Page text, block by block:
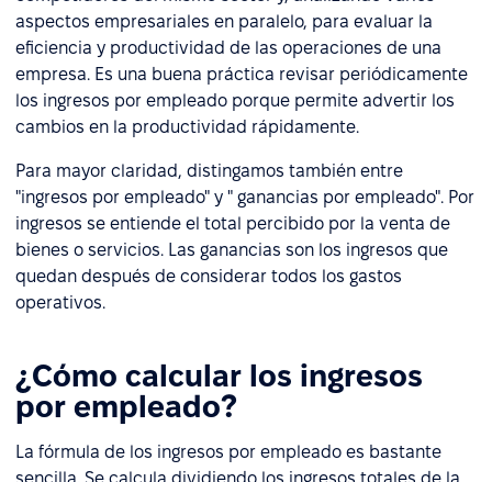
aspectos empresariales en paralelo, para evaluar la
eficiencia y productividad de las operaciones de una
empresa. Es una buena práctica revisar periódicamente
los ingresos por empleado porque permite advertir los
cambios en la productividad rápidamente.
Para mayor claridad, distingamos también entre
"ingresos por empleado" y " ganancias por empleado". Por
ingresos se entiende el total percibido por la venta de
bienes o servicios. Las ganancias son los ingresos que
quedan después de considerar todos los gastos
operativos.
¿Cómo calcular los ingresos
por empleado?
La fórmula de los ingresos por empleado es bastante
sencilla. Se calcula dividiendo los ingresos totales de la